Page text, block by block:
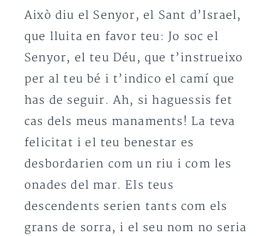
Això diu el Senyor, el Sant d’Israel,
que lluita en favor teu: Jo soc el
Senyor, el teu Déu, que t’instrueixo
per al teu bé i t’indico el camí que
has de seguir. Ah, si haguessis fet
cas dels meus manaments! La teva
felicitat i el teu benestar es
desbordarien com un riu i com les
onades del mar. Els teus
descendents serien tants com els
grans de sorra, i el seu nom no seria